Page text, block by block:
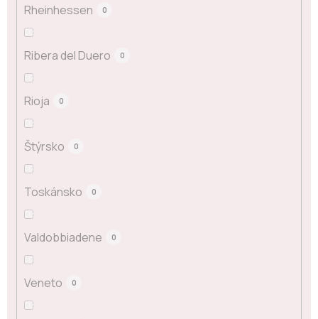
Rheinhessen 0
Ribera del Duero 0
Rioja 0
Štýrsko 0
Toskánsko 0
Valdobbiadene 0
Veneto 0